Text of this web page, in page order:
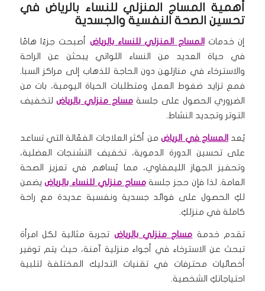
أهمية المساج المنزلي للنساء بالرياض في
تحسين الصحة النفسية والجسدية
إن خدمات المساج المنزلي للنساء بالرياض أصبحت جزءًا هامًا
في حياة العديد من النساء اللواتي يبحثن عن الراحة
والاسترخاء في منازلهن دون الحاجة للذهاب إلى مراكز السبا.
فمع تزايد ضغوط العمل ومتطلبات الحياة اليومية، بات من
الضروري الحصول على جلسةمساج منزلي بالرياضلتخفيف
التوتر وتجديد النشاط.
يُعد المساج في الرياضمن أكثر العلاجات الفعّالة التي تساعد
على تحسين الدورة الدموية، تخفيف التشنجات العضلية،
وتحفيز الجهاز الليمفاوي، مما يُساهم في تعزيز الصحة
العامة. لذا فإن حجز جلسةمساج منزلي للنساء بالرياضيضمن
لكِ الحصول على فوائد جسدية ونفسية عديدة مع راحة
كاملة في منزلكِ.
تقدم خدمة مساج منزلي بالرياض تجربة مثالية لكل امرأة
تبحث عن الاسترخاء في أجواء منزلية آمنة، حيث يتم توفير
أخصائيات محترفات في تقنيات التدليك المختلفة لتلبية
احتياجاتكِ الشخصية.